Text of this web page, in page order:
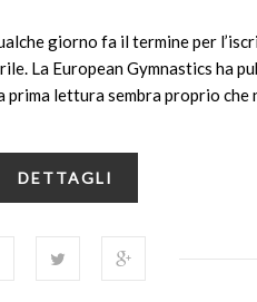
giorno fa il termine per
La European Gymnastics ha
lettura sembra proprio che
DETTAGLI